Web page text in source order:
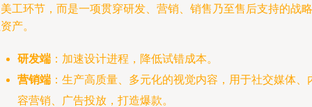
工环节，而是一项贯穿研发、营销、销售乃至售后支持的战略
产。
研发端 ：加速设计进程，降低试错成本。
营销端 ：生产高质量、多元化的视觉内容，用于社交媒体、
容营销、广告投放，打造爆款。